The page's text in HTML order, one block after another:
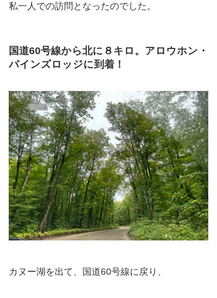
私一人での訪問となったのでした。
国道60号線から北に８キロ。アロウホン・
パインズロッジに到着！
カヌー湖を出て、国道60号線に戻り、